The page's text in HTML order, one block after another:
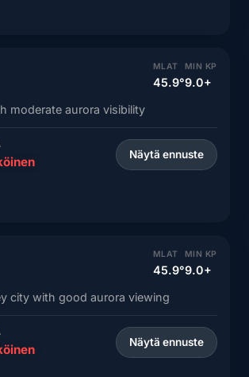
MLAT
45.9°
MIN KP
9.0+
moderate aurora visibility
Näytä ennuste
MLAT
45.9°
MIN KP
9.0+
city with good aurora viewing
Näytä ennuste